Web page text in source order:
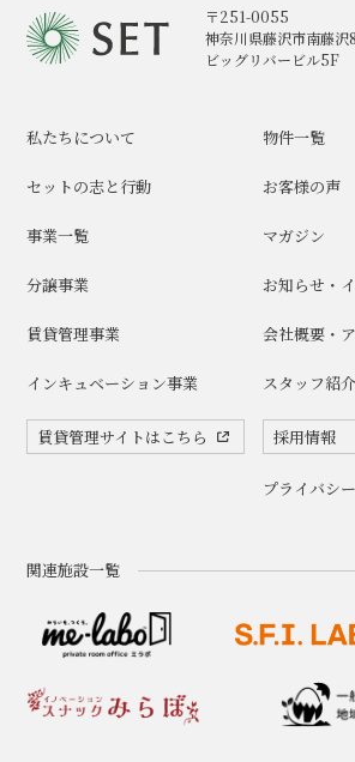
〒251-0055
神奈川県藤沢市南藤沢
ビッグリバービル5F
私たちについて
セットの志と行動
事業一覧
分譲事業
賃貸管理事業
インキュベーション事業
賃貸管理サイトはこちら
物件一覧
お客様の声
マガジン
お知らせ・
会社概要・
スタッフ紹介
採用情報
プライバシ
関連施設一覧